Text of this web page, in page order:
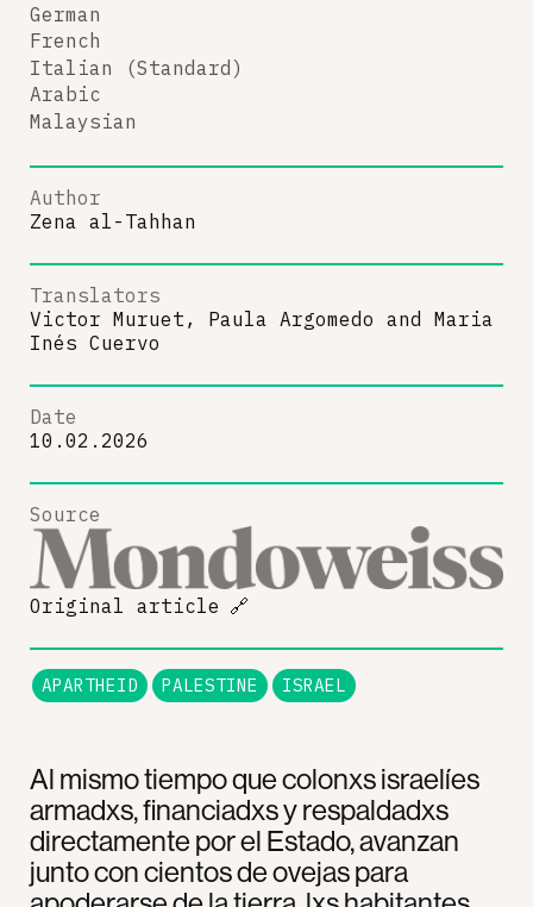
Al mismo tiempo que colonxs israelíes
armadxs, financiadxs y respaldadxs
directamente por el Estado, avanzan
junto con cientos de ovejas para
German
French
Italian (Standard)
Arabic
Malaysian
Author
Zena al-Tahhan
Translators
Victor Muruet, Paula Argomedo and Maria
Inés Cuervo
Date
10.02.2026
Source
Original article 🔗
APARTHEID PALESTINE ISRAEL